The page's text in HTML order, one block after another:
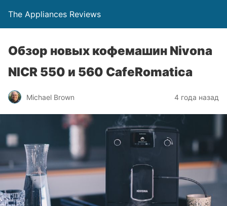
The Appliances Reviews
Обзор новых кофемашин Nivona
NICR 550 и 560 CafeRomatica
Michael Brown 4 года назад